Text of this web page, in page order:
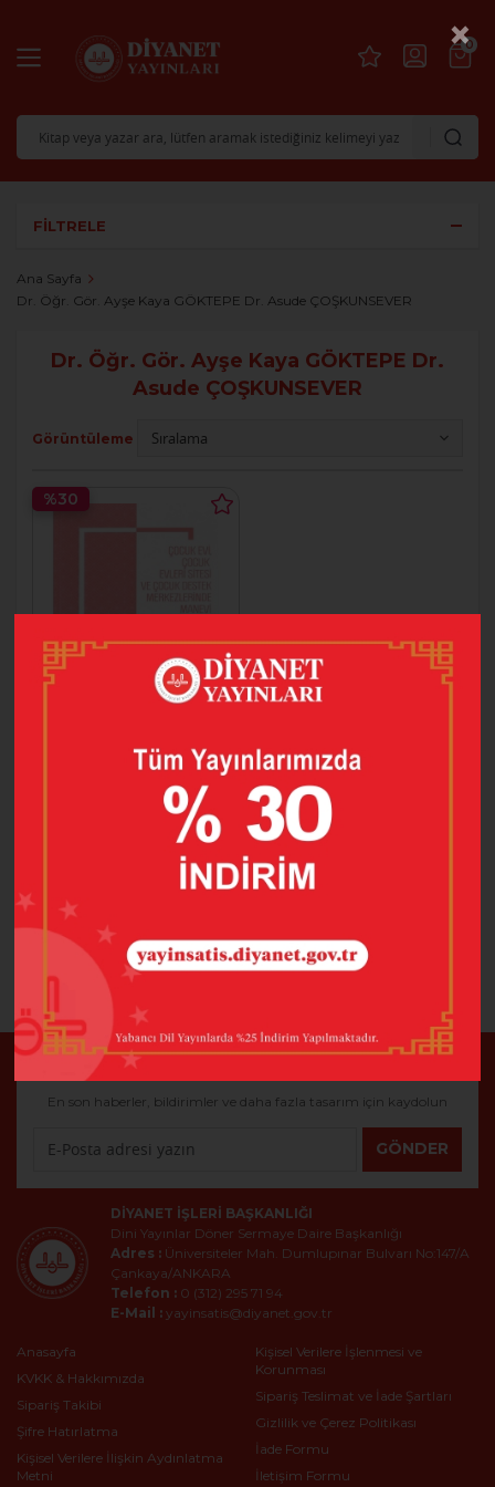
0
FILTRELE
Ana Sayfa
Dr. Öğr. Gör. Ayşe Kaya GÖKTEPE Dr. Asude ÇOŞKUNSEVER
Dr. Öğr. Gör. Ayşe Kaya GÖKTEPE Dr.
Asude ÇOŞKUNSEVER
Görüntüleme
ÇOCUK EVİ ÇOCUK
EVLERİ SİTESİ VE
Ç.DESTEK MRKZ.
%30
1 adet ürün bulunmuştur.
En son haberler, bildirimler ve daha fazla tasarım için kaydolun
GÖNDER
DIYANET İŞLERI BAŞKANLIĞI
Dini Yayınlar Döner Sermaye Daire Başkanlığı
Adres : Üniversiteler Mah. Dumlupınar Bulvarı No:147/A
Çankaya/ANKARA
Telefon : 0 (312) 295 71 94
E-Mail : yayinsatis@diyanet.gov.tr
Anasayfa
KVKK & Hakkımızda
Sipariş Takibi
Şifre Hatırlatma
Kişisel Verilere İlişkin Aydınlatma
Metni
Kişisel Verilere İşlenmesi ve
Korunması
Sipariş Teslimat ve İade Şartları
Gizlilik ve Çerez Politikası
İade Formu
İletişim Formu
×